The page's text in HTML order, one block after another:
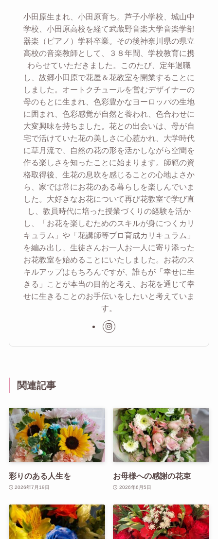
小田原生まれ、小田原育ち。芦子小学校、城山中
学校、小田原高校を経て武蔵野音楽大学音楽学部
器楽（ピアノ）学科卒業。その後神奈川県の県立
高校の音楽教師として、３８年間、学校教育に携
わらせていただきました。このたび、定年退職
し、故郷小田原で花屋＆花教室を開業することに
しました。オートクチュールを営むデザイナーの
母のもとに生まれ、色彩豊かなヨーロッパの生地
に囲まれ、色彩感覚が自然と養われ、色合わせに
大変興味を持ちました。花との出会いは、母が自
宅で活けていた花の美しさに心惹かれ、大学時代
に草月流で、自然の花の形を活かしながら空間を
作る楽しさを知ったことに始まります。師範の資
格取得後、生花の息吹を感じることの心地よさか
ら、家では常にお花のある暮らしを楽しんでいま
した。大好きなお花について再び花教室で学び直
し、教員時代に培った授業づくりの経験を活か
し、「お花を楽しむためのスキルが身につくカリ
キュラム」や「花講師等プロ育成カリキュラム」
を編み出し、生徒さんお一人お一人に寄り添った
お花教室を始めることにいたしました。お花のス
キルアップはもちろんですが、誰もが「幸せに生
きる」ことが本当の目的と考え、お花を通じて幸
せに生きることのお手伝いをしたいと考えていま
す。
関連記事
彩りのある人生を
2026年7月19日
お母様への感謝の花束
2026年6月5日